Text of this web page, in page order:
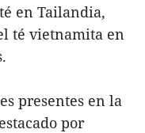
en Tailandia,
té vietnamita en
presentes en la
por